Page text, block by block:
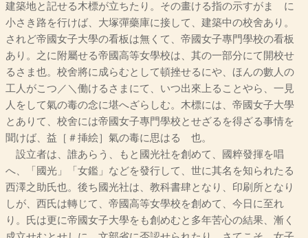
建築地と記せる木標が立ちたり。その畫ける指の示すがまゝに
小さき路を行けば、大塚彈藥庫に接して、建築中の校舍あり。
されど帝國女子大學の看板は無くて、帝國女子專門學校の看板
あり。之に附屬せる帝國高等女學校は、其の一部分にて開校せ
るさま也。校舍將に成らむとして頓挫せるにや、ほんの數人の
工人がこつ／＼働けるさまにて、いつ出來上ることやら、一見
人をして氣の毒の念に堪へざらしむ。木標には、帝國女子大學
とありて、校舍には帝國女子專門學校とせざるを得ざる事情を
聞けば、益［＃挿絵］氣の毒に思はるゝ也。
設立者は、誰あらう、もと國光社を創めて、國粹發揮を唱
へ、「國光」「女鑑」などを發行して、世に其名を知られたる
西澤之助氏也。後ち國光社は、教科書肆となり、印刷所となり
しが、西氏は轉じて、帝國高等女學校を創めて、今日に至れ
り。氏は更に帝國女子大學をも創めむと多年苦心の結果、漸く